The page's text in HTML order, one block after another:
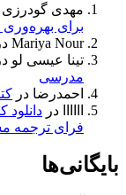
مهدی گودرزی
برای
Mariya Nour
تینا عیسی لو
مدرسی
احمدرضا در
در دانلود
فرای ترجمه
بایگانی‌ها